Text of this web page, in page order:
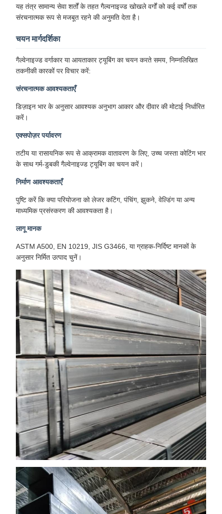
यह तंत्र सामान्य सेवा शर्तों के तहत गैल्वनाइज्ड खोखले वर्गों को कई वर्षों तक
संरचनात्मक रूप से मजबूत रहने की अनुमति देता है।
चयन मार्गदर्शिका
गैल्वेनाइज्ड वर्गाकार या आयताकार ट्यूबिंग का चयन करते समय, निम्नलिखित
तकनीकी कारकों पर विचार करें:
संरचनात्मक आवश्यकताएँ
डिज़ाइन भार के अनुसार आवश्यक अनुभाग आकार और दीवार की मोटाई निर्धारित
करें।
एक्सपोज़र पर्यावरण
तटीय या रासायनिक रूप से आक्रामक वातावरण के लिए, उच्च जस्ता कोटिंग भार
के साथ गर्म-डुबकी गैल्वेनाइज्ड ट्यूबिंग का चयन करें।
निर्माण आवश्यकताएँ
पुष्टि करें कि क्या परियोजना को लेजर कटिंग, पंचिंग, झुकने, वेल्डिंग या अन्य
माध्यमिक प्रसंस्करण की आवश्यकता है।
लागू मानक
ASTM A500, EN 10219, JIS G3466, या ग्राहक-निर्दिष्ट मानकों के
अनुसार निर्मित उत्पाद चुनें।